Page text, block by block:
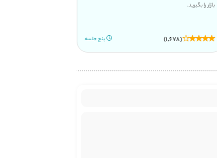
بازار را بگیرید.
(1,678) پنج جلسه